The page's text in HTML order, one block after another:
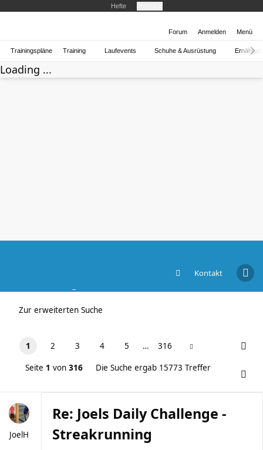
Hefte
Forum Anmelden Menü
Trainingspläne Training Laufevents Schuhe & Ausrüstung
Loading ...
Kontakt
Zur erweiterten Suche
1 2 3 4 5 … 316
Seite 1 von 316 Die Suche ergab 15773 Treffer
JoelH
Re: Joels Daily Challenge -
Streakrunning